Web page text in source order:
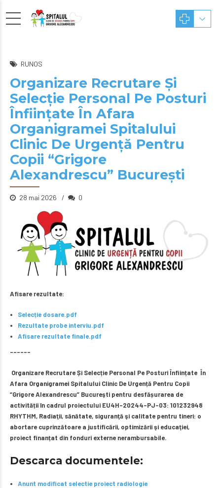
RUNOS
Organizare Recrutare Și
Selecție Personal Pe Posturi
Înființate În Afara
Organigramei Spitalului
Clinic De Urgență Pentru
Copii “Grigore
Alexandrescu” Bucureşti
28 mai 2026 0
Afisare rezultate:
Selecție dosare.pdf
Rezultate probe interviu.pdf
Afisare rezultate finale.pdf
––––––
Organizare Recrutare Și Selecție Personal Pe Posturi Înființate În
Afara Organigramei Spitalului Clinic De Urgență Pentru Copii
“Grigore Alexandrescu” Bucureşti pentru desfășurarea de
activității în cadrul proiectului EU4H-20244-PJ-03: 101232948
RHYTHM, Radiaţii, sănătate, siguranţă şi calitate pentru tineri: o
abortare cuprinzătoare a justificării, optimizării şi educaţiei,
proiect finanțat din fonduri externe nerambursabile.
Descarca documentele:
Anunt modificat selectie proiect radiologie